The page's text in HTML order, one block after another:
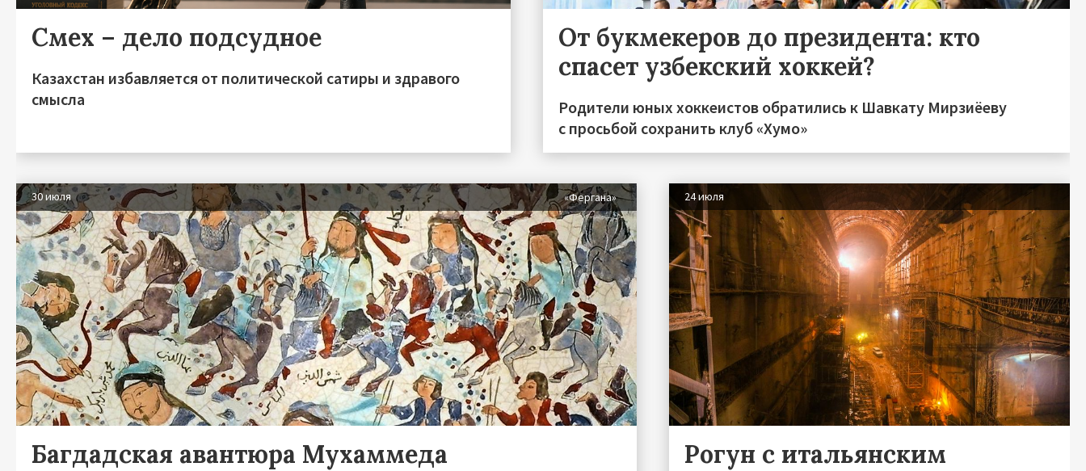
Смех – дело подсудное
Казахстан избавляется от политической сатиры и здравого
смысла
От букмекеров до президента: кто
спасет узбекский хоккей?
Родители юных хоккеистов обратились к Шавкату Мирзиёеву
с просьбой сохранить клуб «Хумо»
30 июля «Фергана»
Багдадская авантюра Мухаммеда
24 июля
Рогун с итальянским